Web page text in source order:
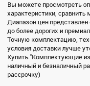
Вы можете просмотреть
характеристики,
Диапазон цен
до более дорогих и
Точную комплектацию,
условия доставки лучше
Купить "Комплектующие
наличный и безналичный
рассрочку)